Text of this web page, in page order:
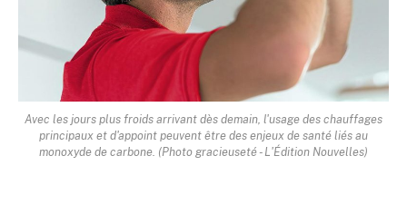
Avec les jours plus froids arrivant dès demain, l'usage des chauffages
principaux et d'appoint peuvent être des enjeux de santé liés au
monoxyde de carbone. (Photo gracieuseté - L'Édition Nouvelles)